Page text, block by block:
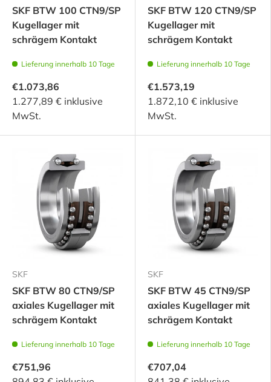
SKF BTW 100 CTN9/SP
Kugellager mit
schrägem Kontakt
Lieferung innerhalb 10 Tage
€1.073,86
1.277,89 € inklusive
MwSt.
SKF BTW 120 CTN9/SP
Kugellager mit
schrägem Kontakt
Lieferung innerhalb 10 Tage
€1.573,19
1.872,10 € inklusive
MwSt.
SKF
SKF BTW 80 CTN9/SP
axiales Kugellager mit
schrägem Kontakt
Lieferung innerhalb 10 Tage
€751,96
SKF
SKF BTW 45 CTN9/SP
axiales Kugellager mit
schrägem Kontakt
Lieferung innerhalb 10 Tage
€707,04